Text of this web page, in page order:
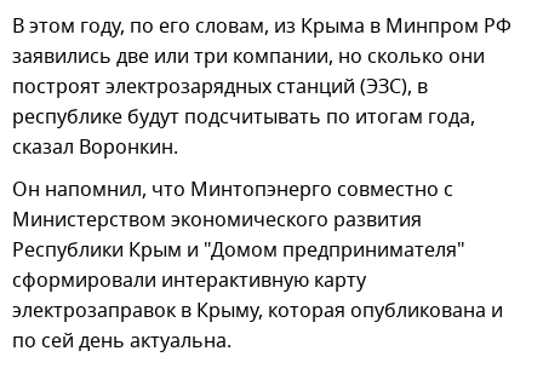
В этом году, по его словам, из Крыма в Минпром РФ
заявились две или три компании, но сколько они
построят электрозарядных станций (ЭЗС), в
республике будут подсчитывать по итогам года,
сказал Воронкин.
Он напомнил, что Минтопэнерго совместно с
Министерством экономического развития
Республики Крым и "Домом предпринимателя"
сформировали интерактивную карту
электрозаправок в Крыму, которая опубликована и
по сей день актуальна.